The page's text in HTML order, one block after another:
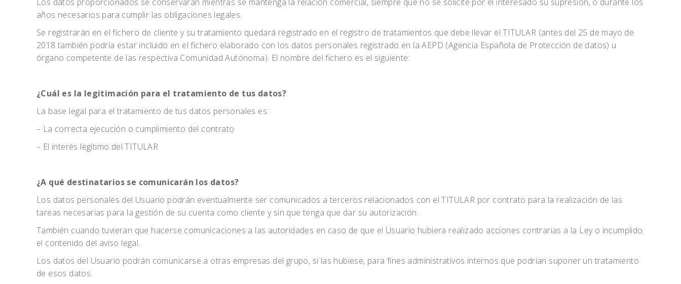
años necesarios para cumplir las obligaciones legales.
Se registrarán en el fichero de cliente y su tratamiento quedará registrado en el registro de tratamientos que debe llevar el TITULAR (antes del 25 de mayo de
2018 también podría estar incluido en el fichero elaborado con los datos personales registrado en la AEPD (Agencia Española de Protección de datos) u
órgano competente de las respectiva Comunidad Autónoma). El nombre del fichero es el siguiente:
¿Cuál es la legitimación para el tratamiento de tus datos?
La base legal para el tratamiento de tus datos personales es:
– La correcta ejecución o cumplimiento del contrato
– El interés legítimo del TITULAR
¿A qué destinatarios se comunicarán los datos?
Los datos personales del Usuario podrán eventualmente ser comunicados a terceros relacionados con el TITULAR por contrato para la realización de las
tareas necesarias para la gestión de su cuenta como cliente y sin que tenga que dar su autorización.
También cuando tuvieran que hacerse comunicaciones a las autoridades en caso de que el Usuario hubiera realizado acciones contrarias a la Ley o incumplido
el contenido del aviso legal.
Los datos del Usuario podrán comunicarse a otras empresas del grupo, si las hubiese, para fines administrativos internos que podrían suponer un tratamiento
de esos datos.